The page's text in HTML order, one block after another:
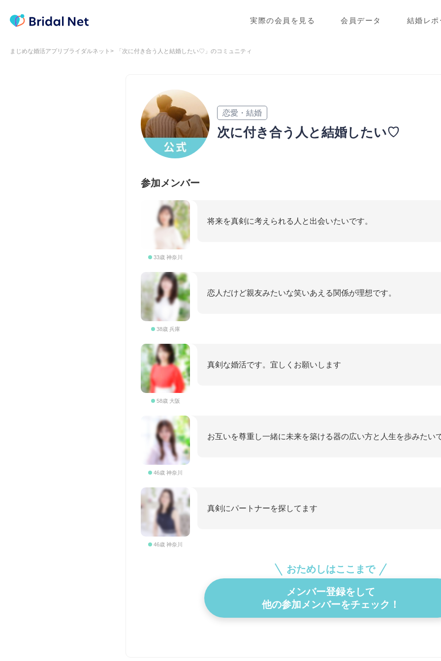
実際の会員を見る 会員データ 結婚レポ
まじめな婚活アプリブライダルネット 「次に付き合う人と結婚したい♡」のコミュニティ
恋愛・結婚
次に付き合う人と結婚したい♡
参加メンバー
33歳 神奈川
将来を真剣に考えられる人と出会いたいです。
38歳 兵庫
恋人だけど親友みたいな笑いあえる関係が理想です。
58歳 大阪
真剣な婚活です。宜しくお願いします
46歳 神奈川
お互いを尊重し一緒に未来を築ける器の広い方と人生を歩みたい
46歳 神奈川
真剣にパートナーを探してます
おためしはここまで
メンバー登録をして
他の参加メンバーをチェック！